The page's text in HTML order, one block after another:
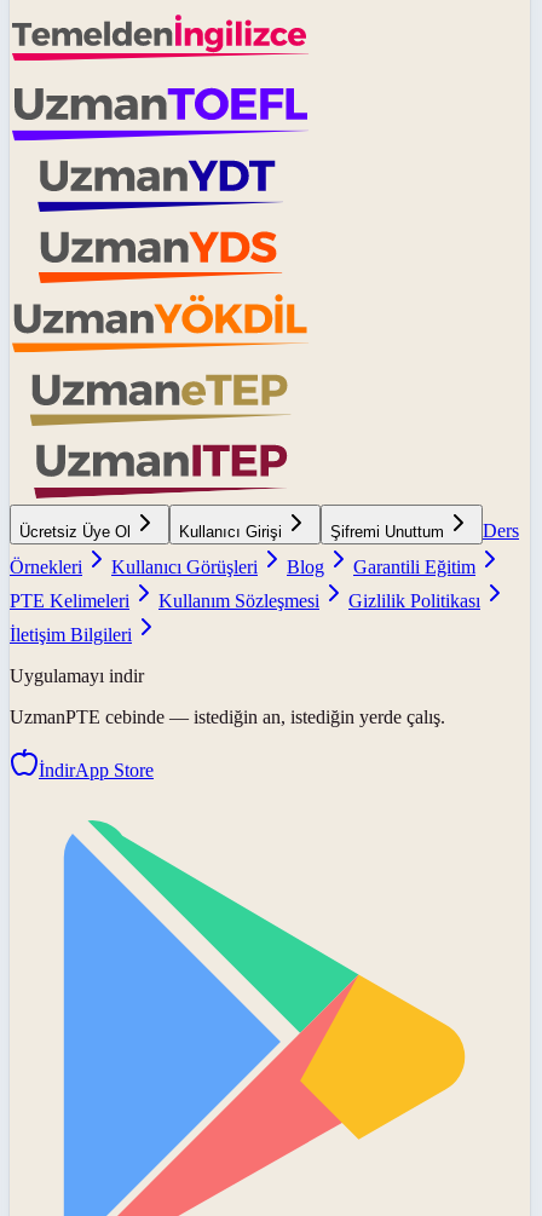
Ücretsiz Üye Ol Kullanıcı Girişi Şifremi Unuttum
Ders
Örnekleri
Kullanıcı Görüşleri Blog
Garantili Eğitim
PTE Kelimeleri
Kullanım Sözleşmesi
Gizlilik Politikası
İletişim Bilgileri
Uygulamayı indir
UzmanPTE cebinde — istediğin an, istediğin yerde çalış.
İndirApp Store